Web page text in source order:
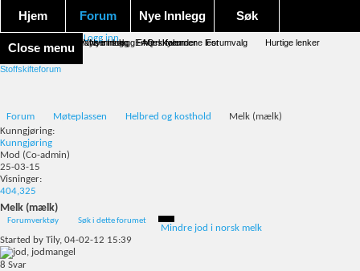
Hjem Forum
Nye innlegg FAQ Kalender Forumvalg Hurtige lenker
Nye Innlegg
Nye innlegg Merk forumene lest
Søk
Avansert søk Emneskyen
Close menu
Logg inn
Stoffskifteforum
Forum Møteplassen Helbred og kosthold
Melk (mælk)
Kunngjøring:
Kunngjøring
Mod (Co-admin)
25-03-15
Visninger:
404,325
Melk (mælk)
Forumverktøy Søk i dette forumet
Mindre jod i norsk melk
Started by Tily, 04-02-12 15:39
8 Svar